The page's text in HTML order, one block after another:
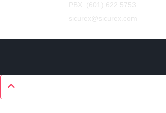
PBX: (601) 622 5753
sicurex@sicurex.com